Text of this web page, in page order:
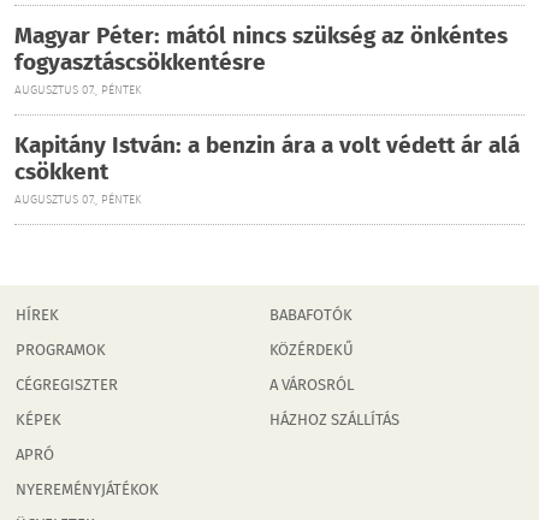
Magyar Péter: mától nincs szükség az önkéntes
fogyasztáscsökkentésre
AUGUSZTUS 07., PÉNTEK
Kapitány István: a benzin ára a volt védett ár alá
csökkent
AUGUSZTUS 07., PÉNTEK
HÍREK
PROGRAMOK
CÉGREGISZTER
KÉPEK
APRÓ
NYEREMÉNYJÁTÉKOK
BABAFOTÓK
KÖZÉRDEKŰ
A VÁROSRÓL
HÁZHOZ SZÁLLÍTÁS